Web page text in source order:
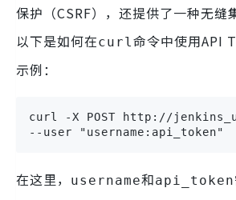
保护（CSRF），还提供了一种无缝
以下是如何在curl命令中使用API
示例：
curl -X POST http://
--user "username:api_token"
在这里， username和api_token